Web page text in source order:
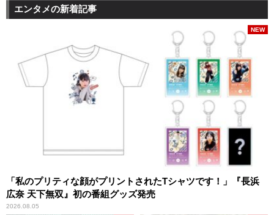
エンタメの新着記事
「私のプリティな顔がプリントされたTシャツです！」『長浜
広奈 天下無双』初の番組グッズ発売
2026.08.05
NEW